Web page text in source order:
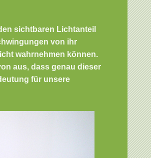
sichtbaren Lichtanteil
von ihr
wahrnehmen können.
aus, dass genau dieser
für unsere